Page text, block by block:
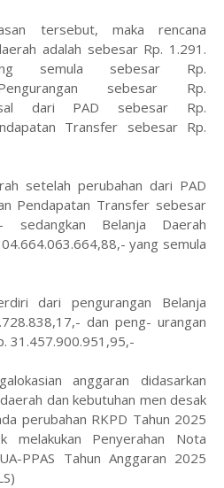
tersebut, maka rencana
adalah sebesar Rp. 1.291.
semula sebesar Rp.
sebesar Rp.
dari PAD sebesar Rp.
Transfer sebesar Rp.
setelah perubahan dari PAD
Pendapatan Transfer sebesar
sedangkan Belanja Daerah
yang semula
dari pengurangan Belanja
dan peng- urangan
31.457.900.951,95,-
anggaran didasarkan
dan kebutuhan men desak
perubahan RKPD Tahun 2025
melakukan Penyerahan Nota
PPAS Tahun Anggaran 2025